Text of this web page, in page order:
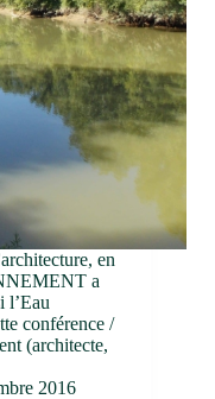
en
a
l’Eau
conférence /
(architecte,
2016